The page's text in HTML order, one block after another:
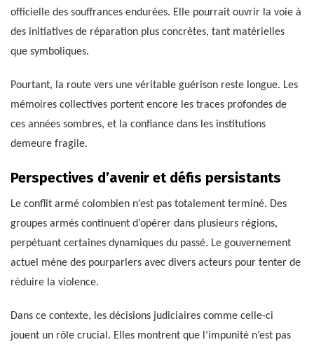
officielle des souffrances endurées. Elle pourrait ouvrir la voie à
des initiatives de réparation plus concrètes, tant matérielles
que symboliques.
Pourtant, la route vers une véritable guérison reste longue. Les
mémoires collectives portent encore les traces profondes de
ces années sombres, et la confiance dans les institutions
demeure fragile.
Perspectives d’avenir et défis persistants
Le conflit armé colombien n’est pas totalement terminé. Des
groupes armés continuent d’opérer dans plusieurs régions,
perpétuant certaines dynamiques du passé. Le gouvernement
actuel mène des pourparlers avec divers acteurs pour tenter de
réduire la violence.
Dans ce contexte, les décisions judiciaires comme celle-ci
jouent un rôle crucial. Elles montrent que l’impunité n’est pas